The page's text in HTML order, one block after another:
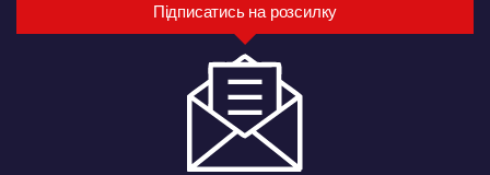
Підписатись на розсилку